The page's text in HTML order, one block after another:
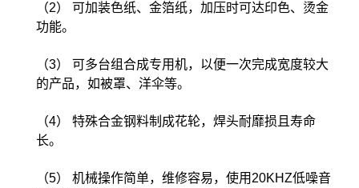
（2） 可加装色纸、金箔纸，加压时可达印色、烫金
功能。
（3） 可多台组合成专用机，以便一次完成宽度较大
的产品，如被罩、洋伞等。
（4） 特殊合金钢料制成花轮，焊头耐靡损且寿命
长。
（5） 机械操作简单，维修容易，使用20KHZ低噪音